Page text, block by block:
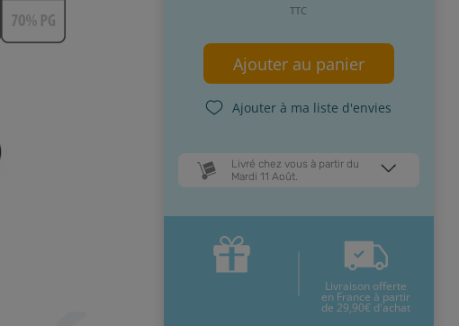
TTC
Ajouter au panier
Ajouter à ma liste d'envies
Livré chez vous à partir du
Mardi 11 Août.
Jeudi 13 Août Mardi 11 Août
* Pour une livraison en France
+ d'infos
Livraison offerte
en France à partir
de 29,90€ d'achat